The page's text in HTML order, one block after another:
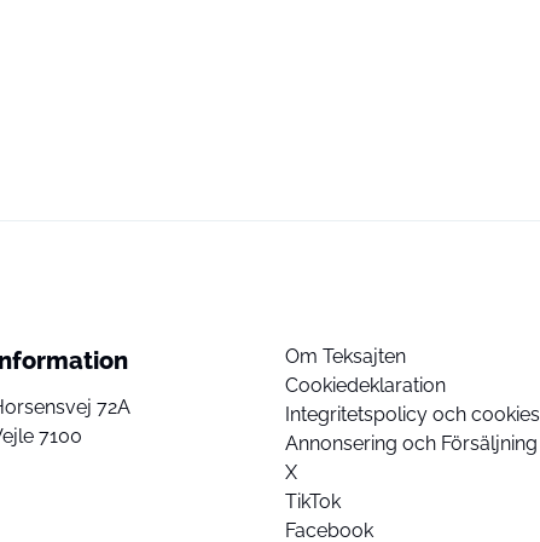
72A
7100
Om Teksajten
Cookiedeklaration
Integritetspolicy och cookies
Annonsering och Försäljning
X
TikTok
Facebook